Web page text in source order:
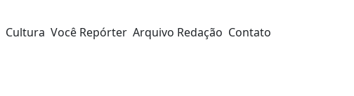
Cultura Você Repórter Arquivo Redação Contato